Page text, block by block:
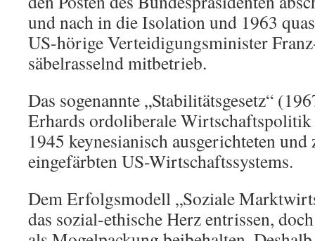
und nach in die Isolation und 1963
US-hörige Verteidigungsminister
säbelrasselnd mitbetrieb.
Das sogenannte „Stabilitätsgesetz“
Erhards ordoliberale Wirtschaftspolitik
1945 keynesianisch ausgerichteten
eingefärbten US-Wirtschaftssystems.
Dem Erfolgsmodell „Soziale
das sozial-ethische Herz entrissen,